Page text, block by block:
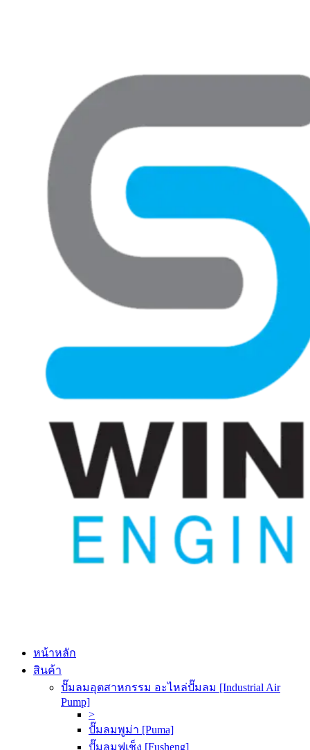
หน้าหลัก
สินค้า
ปั๊มลมอุตสาหกรรม อะไหล่ปั๊มลม [Industrial Air
Pump]
>
ปั๊มลมพูม่า [Puma]
ปั๊มลมฟูเช็ง [Fusheng]